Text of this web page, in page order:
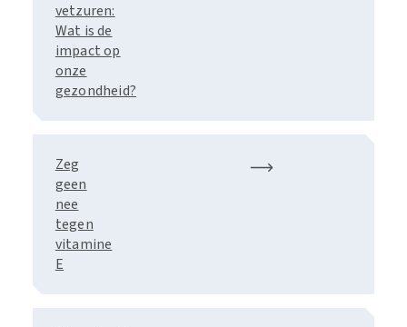
vetzuren:
Wat is de
impact op
onze
gezondheid?
Zeg
geen
nee
tegen
vitamine
E